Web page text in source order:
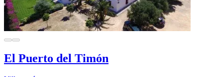
El Puerto del Timón